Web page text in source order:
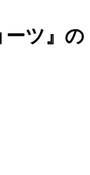
ツ』の